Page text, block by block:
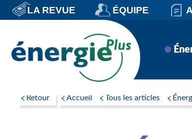
Navigation
principale
LA REVUE ÉQUIPE
Retour Accueil Tous les articles